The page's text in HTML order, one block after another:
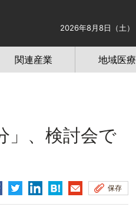
2026年8月8日（土）
関連産業 地域医療
、検討会で
保存